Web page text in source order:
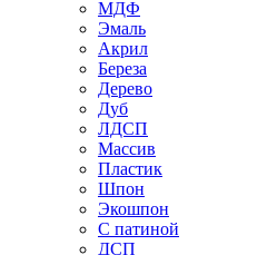
МДФ
Эмаль
Акрил
Береза
Дерево
Дуб
ЛДСП
Массив
Пластик
Шпон
Экошпон
С патиной
ДСП